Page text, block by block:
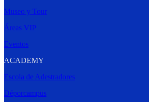
Museo y Tour
Áreas VIP
Eventos
ACADEMY
Escola de Adestradores
Déporcampus